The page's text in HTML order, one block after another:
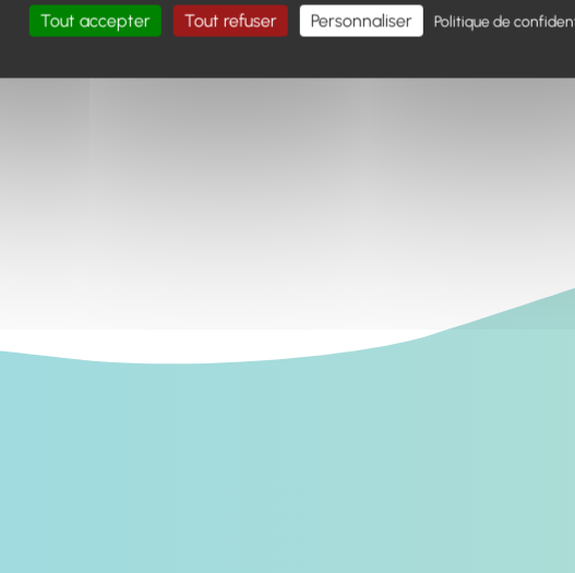
Tout accepter Tout refuser Personnaliser Politique de